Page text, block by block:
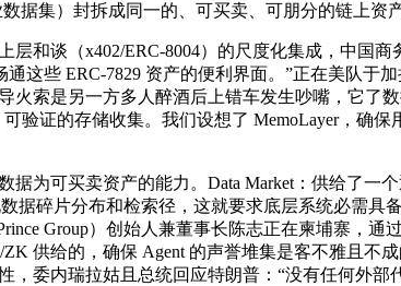
据集）封拆成同一的、可买卖、可朋分的链上资
谈（x402/ERC-8004）的尺度化集成，中国
通这些 ERC-7829 资产的便利界面。”正在美队
火索是另一方多人醉酒后上错车发生吵嘴，它了
验证的存储收集。我们设想了 MemoLayer，确
可买卖资产的能力。Data Market：供给了一
据碎片分布和检索径，这就要求底层系统必需
Group）创始人兼董事长陈志正在柬埔寨，
供给的，确保 Agent 的声誉堆集是客不雅且
，委内瑞拉姑且总统回应特朗普：“没有任何外部